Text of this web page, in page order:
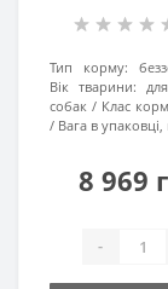
Тип корму:
Вік тварини:
собак
Клас
Вага в упаковці,
8 969
-